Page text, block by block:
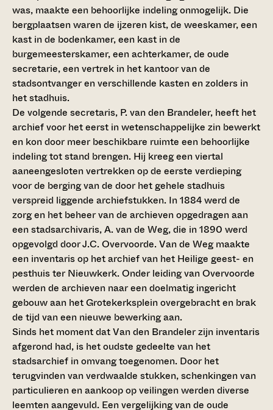
was, maakte een behoorlijke indeling onmogelijk. Die
bergplaatsen waren de ijzeren kist, de weeskamer, een
kast in de bodenkamer, een kast in de
burgemeesterskamer, een achterkamer, de oude
secretarie, een vertrek in het kantoor van de
stadsontvanger en verschillende kasten en zolders in
het stadhuis.
De volgende secretaris, P. van den Brandeler, heeft het
archief voor het eerst in wetenschappelijke zin bewerkt
en kon door meer beschikbare ruimte een behoorlijke
indeling tot stand brengen. Hij kreeg een viertal
aaneengesloten vertrekken op de eerste verdieping
voor de berging van de door het gehele stadhuis
verspreid liggende archiefstukken. In 1884 werd de
zorg en het beheer van de archieven opgedragen aan
een stadsarchivaris, A. van de Weg, die in 1890 werd
opgevolgd door J.C. Overvoorde. Van de Weg maakte
een inventaris op het archief van het Heilige geest- en
pesthuis ter Nieuwkerk. Onder leiding van Overvoorde
werden de archieven naar een doelmatig ingericht
gebouw aan het Grotekerksplein overgebracht en brak
de tijd van een nieuwe bewerking aan.
Sinds het moment dat Van den Brandeler zijn inventaris
afgerond had, is het oudste gedeelte van het
stadsarchief in omvang toegenomen. Door het
terugvinden van verdwaalde stukken, schenkingen van
particulieren en aankoop op veilingen werden diverse
leemten aangevuld. Een vergelijking van de oude